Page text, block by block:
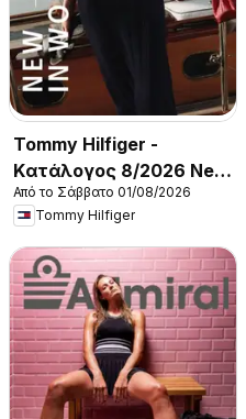
Tommy Hilfiger -
Kατάλογος 8/2026 New
in Women
Από το Σάββατο 01/08/2026
Tommy Hilfiger